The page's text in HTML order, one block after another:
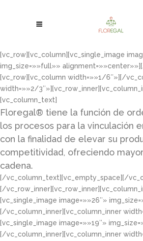
[vc_row][vc_column][vc_single_image
img_size=»»full»»
[vc_row][vc_column width=»»1/6″»][/
width=»»2/
[vc_column_text]
Floregal® tiene la función de
los procesos para la vinculación
con la finalidad de elevar su
competitividad, ofreciendo
cadena.
[/vc_column_text][vc_empty_space][/
[/
[vc_single_image image=»»26″»
[/vc_column_inner][vc_column_inner
[vc_single_image image=»»19″»
[/vc_column_inner][vc_column_inner